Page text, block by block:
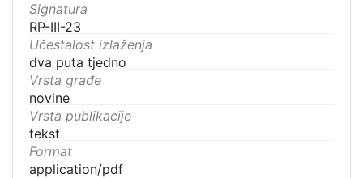
Signatura
RP-III-23
Učestalost izlaženja
dva puta tjedno
Vrsta građe
novine
Vrsta publikacije
tekst
Format
application/pdf